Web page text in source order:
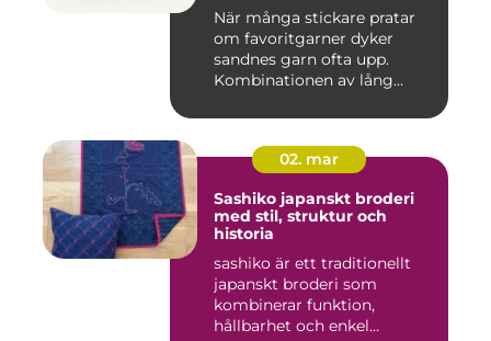
När många stickare pratar
om favoritgarner dyker
sandnes garn ofta upp.
Kombinationen av lång
02. mar
Sashiko japanskt broderi
med stil, struktur och
historia
sashiko är ett traditionellt
japanskt broderi som
kombinerar funktion,
hållbarhet och enkel